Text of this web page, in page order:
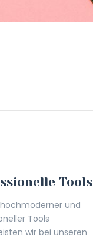
Tools
und
Tools
wir bei unseren